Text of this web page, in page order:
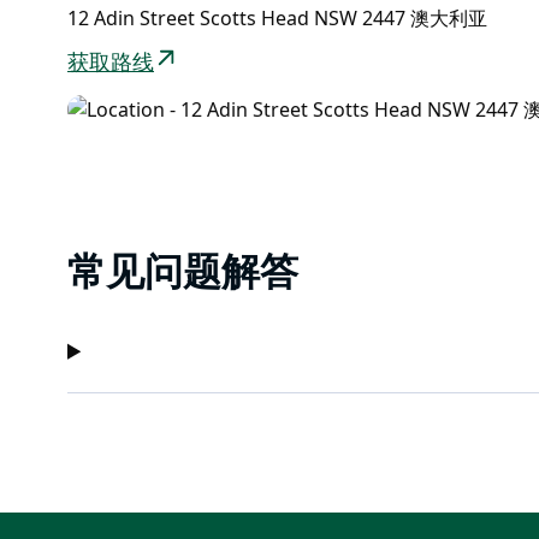
12 Adin Street Scotts Head NSW 2447 澳大利亚
获取路线
常见问题解答